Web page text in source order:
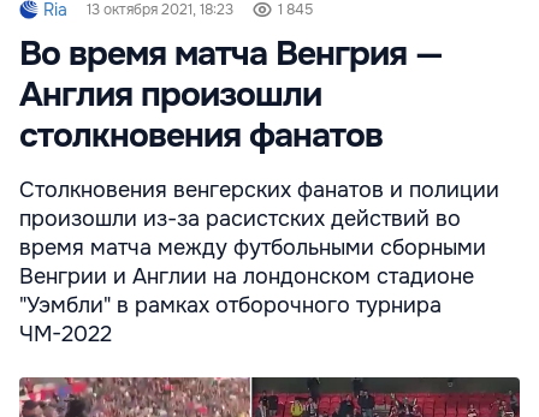
Ria 13 октября 2021, 18:23 1 845
Во время матча Венгрия —
Англия произошли
столкновения фанатов
Столкновения венгерских фанатов и полиции
произошли из-за расистских действий во
время матча между футбольными сборными
Венгрии и Англии на лондонском стадионе
"Уэмбли" в рамках отборочного турнира
ЧМ-2022